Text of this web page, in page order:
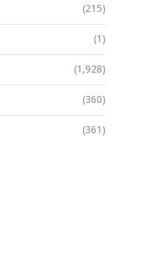
(215)
(1)
(1,928)
(360)
(361)